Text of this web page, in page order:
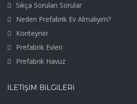
Sıkça Sorulan Sorular
Neden Prefabrik Ev Almalıyım?
Konteyner
Prefabrik Evleri
Prefabrik Havuz
İLETIŞIM BILGILERI